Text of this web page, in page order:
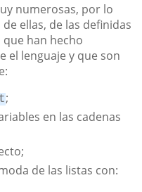
numerosas, por lo
ellas, de las definidas
que han hecho
el lenguaje y que son
;
en las cadenas
de las listas con: